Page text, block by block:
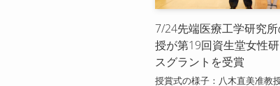
7/24先端医療工学研究
授が第19回資生堂女性
スグラントを受賞
授賞式の様子：八木直美准教